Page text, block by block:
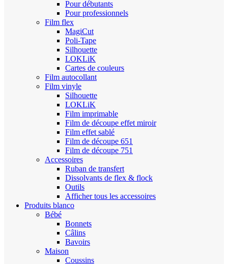
Pour débutants
Pour professionnels
Film flex
MagiCut
Poli-Tape
Silhouette
LOKLiK
Cartes de couleurs
Film autocollant
Film vinyle
Silhouette
LOKLiK
Film imprimable
Film de découpe effet miroir
Film effet sablé
Film de découpe 651
Film de découpe 751
Accessoires
Ruban de transfert
Dissolvants de flex & flock
Outils
Afficher tous les accessoires
Produits blanco
Bébé
Bonnets
Câlins
Bavoirs
Maison
Coussins